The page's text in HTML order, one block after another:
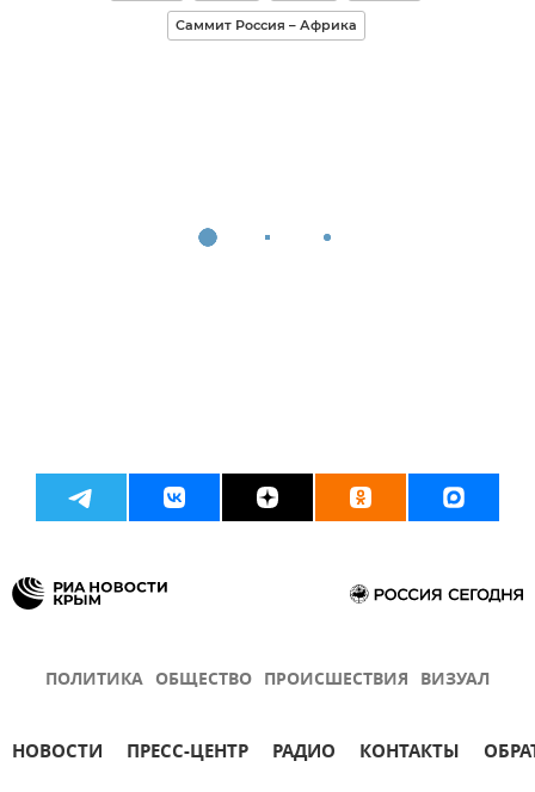
Саммит Россия – Африка
ПОЛИТИКА ОБЩЕСТВО ПРОИСШЕСТВИЯ ВИЗУАЛ
НОВОСТИ ПРЕСС-ЦЕНТР РАДИО КОНТАКТЫ